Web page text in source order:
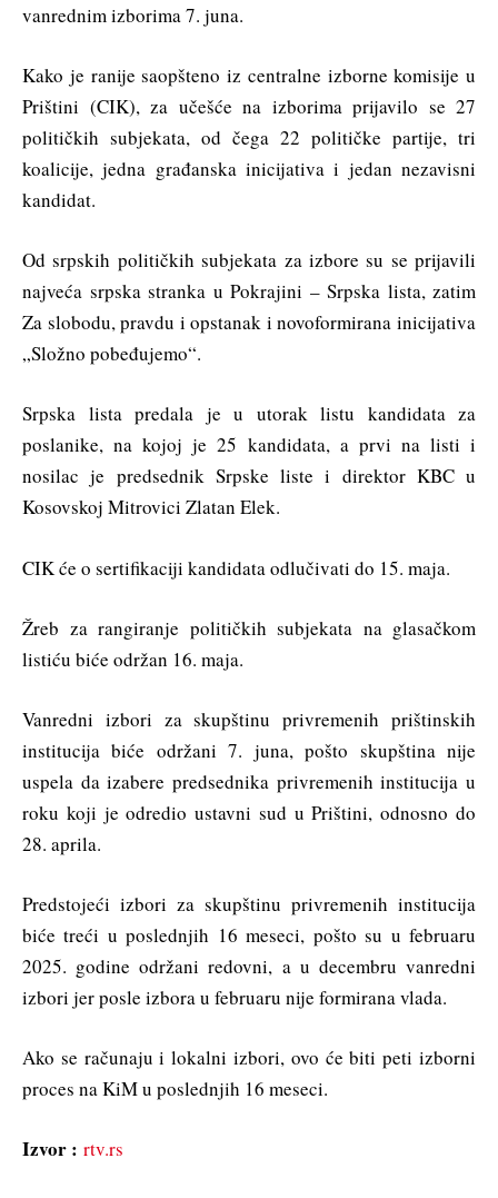
vanrednim izborima 7. juna.
Kako je ranije saopšteno iz centralne izborne komisije u
Prištini (CIK), za učešće na izborima prijavilo se 27
političkih subjekata, od čega 22 političke partije, tri
koalicije, jedna građanska inicijativa i jedan nezavisni
kandidat.
Od srpskih političkih subjekata za izbore su se prijavili
najveća srpska stranka u Pokrajini – Srpska lista, zatim
Za slobodu, pravdu i opstanak i novoformirana inicijativa
„Složno pobeđujemo“.
Srpska lista predala je u utorak listu kandidata za
poslanike, na kojoj je 25 kandidata, a prvi na listi i
nosilac je predsednik Srpske liste i direktor KBC u
Kosovskoj Mitrovici Zlatan Elek.
CIK će o sertifikaciji kandidata odlučivati do 15. maja.
Žreb za rangiranje političkih subjekata na glasačkom
listiću biće održan 16. maja.
Vanredni izbori za skupštinu privremenih prištinskih
institucija biće održani 7. juna, pošto skupština nije
uspela da izabere predsednika privremenih institucija u
roku koji je odredio ustavni sud u Prištini, odnosno do
28. aprila.
Predstojeći izbori za skupštinu privremenih institucija
biće treći u poslednjih 16 meseci, pošto su u februaru
2025. godine održani redovni, a u decembru vanredni
izbori jer posle izbora u februaru nije formirana vlada.
Ako se računaju i lokalni izbori, ovo će biti peti izborni
proces na KiM u poslednjih 16 meseci.
Izvor : rtv.rs